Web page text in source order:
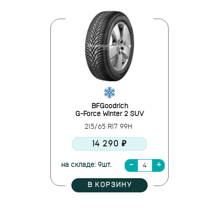
BFGoodrich
G-Force Winter 2 SUV
215/65 R17 99H
14 290 ₽
на складе: 9шт.
В КОРЗИНУ